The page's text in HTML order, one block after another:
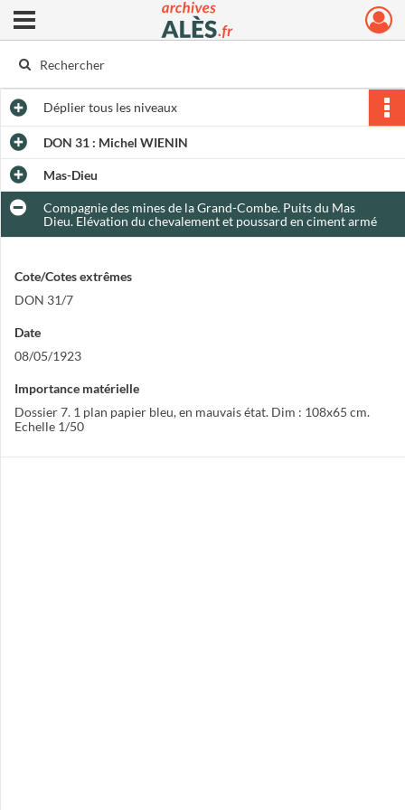
Archives municipales d'Alès
Ouvrir le menu déroulant
Dépliertous les niveaux
DON 31 : Michel WIENIN
Mas-Dieu
Compagnie des mines de la Grand-Combe. Puits du Mas
Dieu. Elévation du chevalement et poussard en ciment armé
Cote/Cotes extrêmes
DON 31/7
Date
08/05/1923
Importance matérielle
Dossier 7. 1 plan papier bleu, en mauvais état. Dim : 108x65 cm.
Echelle 1/50